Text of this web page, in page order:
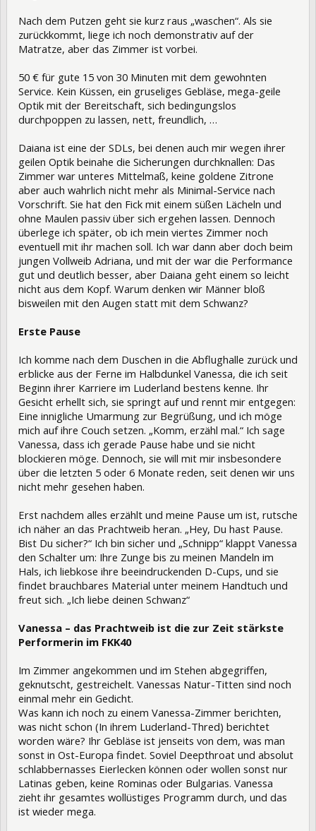
Nach dem Putzen geht sie kurz raus „waschen“. Als sie
zurückkommt, liege ich noch demonstrativ auf der
Matratze, aber das Zimmer ist vorbei.
50 € für gute 15 von 30 Minuten mit dem gewohnten
Service. Kein Küssen, ein gruseliges Gebläse, mega-geile
Optik mit der Bereitschaft, sich bedingungslos
durchpoppen zu lassen, nett, freundlich, …
Daiana ist eine der SDLs, bei denen auch mir wegen ihrer
geilen Optik beinahe die Sicherungen durchknallen: Das
Zimmer war unteres Mittelmaß, keine goldene Zitrone
aber auch wahrlich nicht mehr als Minimal-Service nach
Vorschrift. Sie hat den Fick mit einem süßen Lächeln und
ohne Maulen passiv über sich ergehen lassen. Dennoch
überlege ich später, ob ich mein viertes Zimmer noch
eventuell mit ihr machen soll. Ich war dann aber doch beim
jungen Vollweib Adriana, und mit der war die Performance
gut und deutlich besser, aber Daiana geht einem so leicht
nicht aus dem Kopf. Warum denken wir Männer bloß
bisweilen mit den Augen statt mit dem Schwanz?
Erste Pause
Ich komme nach dem Duschen in die Abflughalle zurück und
erblicke aus der Ferne im Halbdunkel Vanessa, die ich seit
Beginn ihrer Karriere im Luderland bestens kenne. Ihr
Gesicht erhellt sich, sie springt auf und rennt mir entgegen:
Eine innigliche Umarmung zur Begrüßung, und ich möge
mich auf ihre Couch setzen. „Komm, erzähl mal.“ Ich sage
Vanessa, dass ich gerade Pause habe und sie nicht
blockieren möge. Dennoch, sie will mit mir insbesondere
über die letzten 5 oder 6 Monate reden, seit denen wir uns
nicht mehr gesehen haben.
Erst nachdem alles erzählt und meine Pause um ist, rutsche
ich näher an das Prachtweib heran. „Hey, Du hast Pause.
Bist Du sicher?“ Ich bin sicher und „Schnipp“ klappt Vanessa
den Schalter um: Ihre Zunge bis zu meinen Mandeln im
Hals, ich liebkose ihre beeindruckenden D-Cups, und sie
findet brauchbares Material unter meinem Handtuch und
freut sich. „Ich liebe deinen Schwanz“
Vanessa – das Prachtweib ist die zur Zeit stärkste
Performerin im FKK40
Im Zimmer angekommen und im Stehen abgegriffen,
geknutscht, gestreichelt. Vanessas Natur-Titten sind noch
einmal mehr ein Gedicht.
Was kann ich noch zu einem Vanessa-Zimmer berichten,
was nicht schon (In ihrem Luderland-Thred) berichtet
worden wäre? Ihr Gebläse ist jenseits von dem, was man
sonst in Ost-Europa findet. Soviel Deepthroat und absolut
schlabbernasses Eierlecken können oder wollen sonst nur
Latinas geben, keine Rominas oder Bulgarias. Vanessa
zieht ihr gesamtes wollüstiges Programm durch, und das
ist wieder mega.